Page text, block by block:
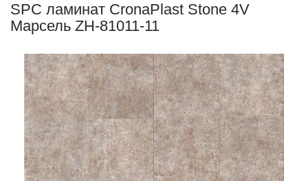
SPC ламинат CronaPlast Stone 4V
Марсель ZH-81011-11